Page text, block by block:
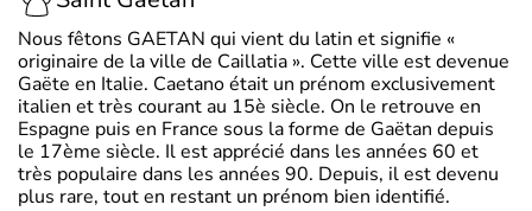
Nous fêtons GAETAN qui vient du latin et signifie «
originaire de la ville de Caillatia ». Cette ville est devenue
Gaëte en Italie. Caetano était un prénom exclusivement
italien et très courant au 15è siècle. On le retrouve en
Espagne puis en France sous la forme de Gaëtan depuis
le 17ème siècle. Il est apprécié dans les années 60 et
très populaire dans les années 90. Depuis, il est devenu
plus rare, tout en restant un prénom bien identifié.